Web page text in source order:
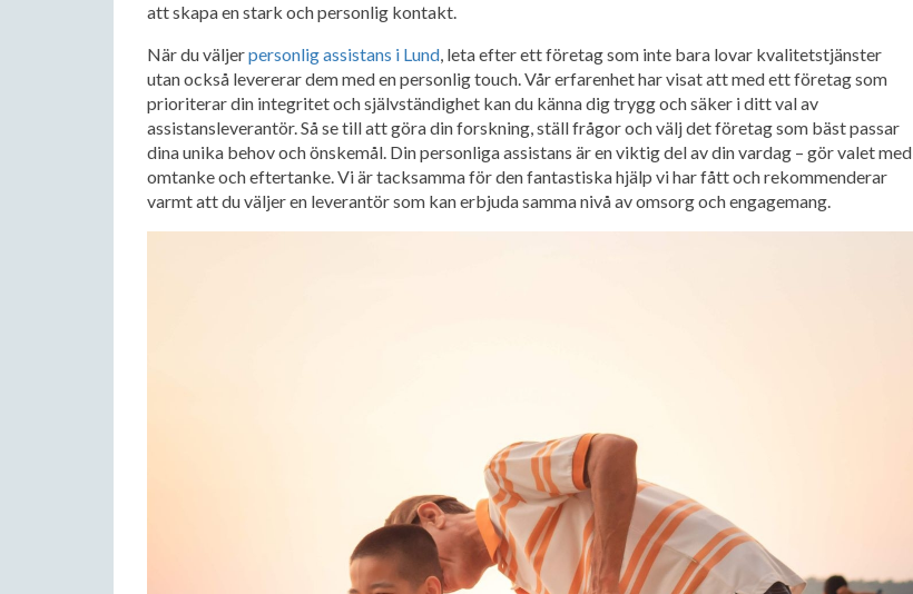
att skapa en stark och personlig kontakt.
När du väljerpersonlig assistans i Lund, leta efter ett företag som inte bara lovar kvalitetstjänster
utan också levererar dem med en personlig touch. Vår erfarenhet har visat att med ett företag som
prioriterar din integritet och självständighet kan du känna dig trygg och säker i ditt val av
assistansleverantör. Så se till att göra din forskning, ställ frågor och välj det företag som bäst passar
dina unika behov och önskemål. Din personliga assistans är en viktig del av din vardag – gör valet med
omtanke och eftertanke. Vi är tacksamma för den fantastiska hjälp vi har fått och rekommenderar
varmt att du väljer en leverantör som kan erbjuda samma nivå av omsorg och engagemang.